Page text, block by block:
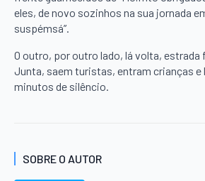
eles, de novo sozinhos na sua jornada
suspémsá”.
O outro, por outro lado, lá volta, estrada
Junta, saem turistas, entram crianças e
minutos de silêncio.
SOBRE O AUTOR